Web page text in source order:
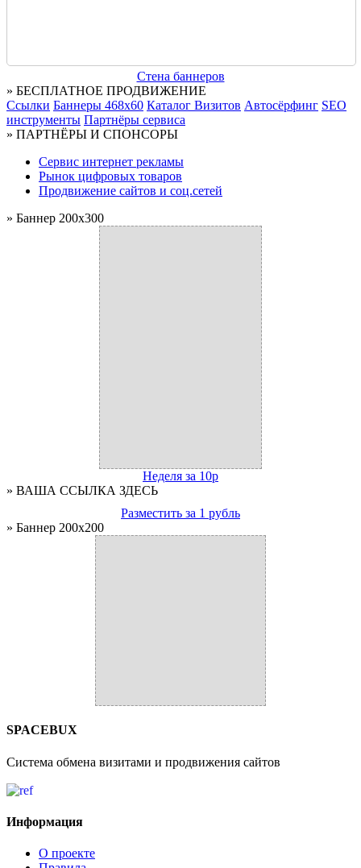
Стена баннеров
» БЕСПЛАТНОЕ ПРОДВИЖЕНИЕ
Ссылки Баннеры 468x60 Каталог Визитов Автосёрфинг SEO
инструменты Партнёры сервиса
» ПАРТНЁРЫ И СПОНСОРЫ
Сервис интернет рекламы
Рынок цифровых товаров
Продвижение сайтов и соц.сетей
» Баннер 200x300
Неделя за 10р
» ВАША ССЫЛКА ЗДЕСЬ
Разместить за 1 рубль
» Баннер 200x200
SPACEBUX
Система обмена визитами и продвижения сайтов
Информация
О проекте